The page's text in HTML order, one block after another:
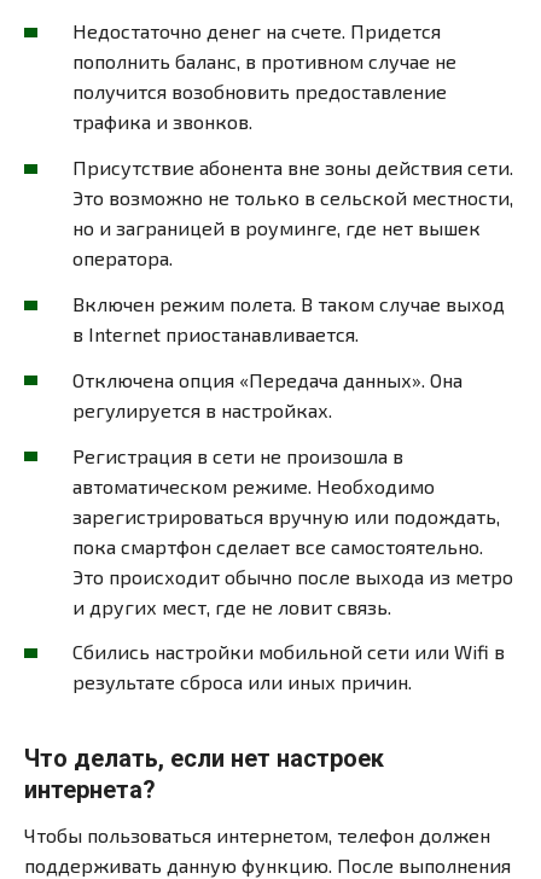
Недостаточно денег на счете. Придется
пополнить баланс, в противном случае не
получится возобновить предоставление
трафика и звонков.
Присутствие абонента вне зоны действия сети.
Это возможно не только в сельской местности,
но и заграницей в роуминге, где нет вышек
оператора.
Включен режим полета. В таком случае выход
в Internet приостанавливается.
Отключена опция «Передача данных». Она
регулируется в настройках.
Регистрация в сети не произошла в
автоматическом режиме. Необходимо
зарегистрироваться вручную или подождать,
пока смартфон сделает все самостоятельно.
Это происходит обычно после выхода из метро
и других мест, где не ловит связь.
Сбились настройки мобильной сети или Wifi в
результате сброса или иных причин.
Что делать, если нет настроек
интернета?
Чтобы пользоваться интернетом, телефон должен
поддерживать данную функцию. После выполнения